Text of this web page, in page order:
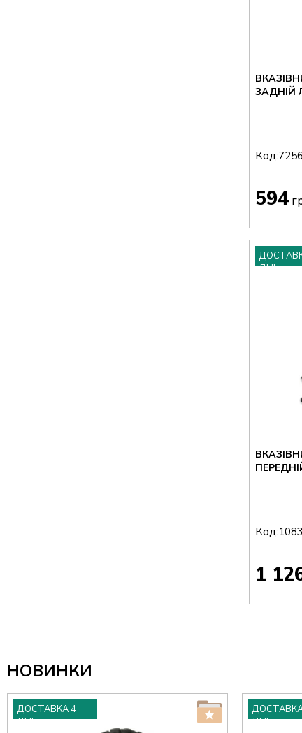
ЗАДНІЙ
Код:7256
594
ДНІ
Код:
1
НОВИНКИ
ДОСТАВКА 4
ДНІ
ДНІ